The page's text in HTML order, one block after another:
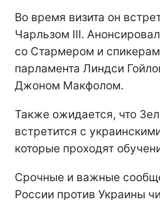
Во время визита он
Чарльзом III.
со Стармером и
парламента Линдси
Джоном Макфолом.
Также ожидается, что
встретится с
которые проходят
Срочные и важные
России против Украины